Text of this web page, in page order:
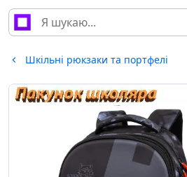
Шкільні рюкзаки та портфелі